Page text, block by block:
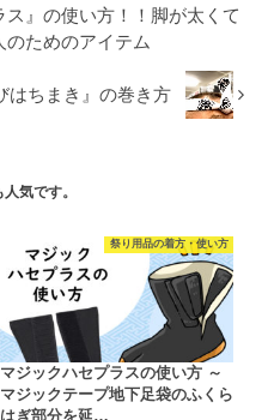
』の使い方！！脚が太くて
ためのアイテム
はちまき』の巻き方
気です。
祭り用品の着方・使い方
マジックハセプラスの使い方 ～
マジックテープ地下足袋のふくら
はぎ部分を延…